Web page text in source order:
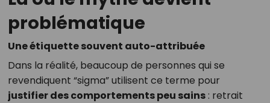
problématique
Une étiquette souvent auto-attribuée
Dans la réalité, beaucoup de personnes qui se
revendiquent “sigma” utilisent ce terme pour
justifier des comportements peu sains: retrait